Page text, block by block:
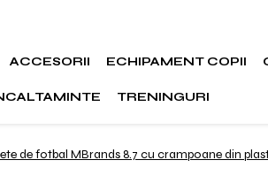
ACCESORII ECHIPAMENT COPII
TRENINGURI
de fotbal MBrands 8.7 cu crampoane din